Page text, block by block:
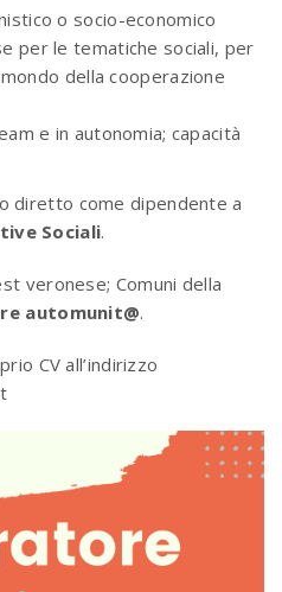
o socio-economico
per le tematiche sociali, per
della cooperazione
e in autonomia; capacità
diretto come dipendente a
Sociali.
veronese; Comuni della
automunit@.
CV all’indirizzo